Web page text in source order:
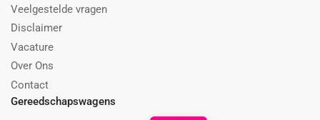
Veelgestelde vragen
Disclaimer
Vacature
Over Ons
Contact
Gereedschapswagens